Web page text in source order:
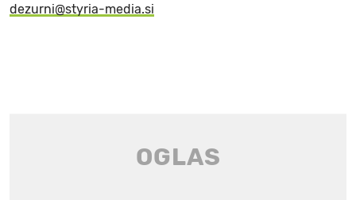
dezurni@styria-media.si